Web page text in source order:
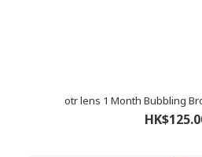
otr lens 1 Month Bubbling